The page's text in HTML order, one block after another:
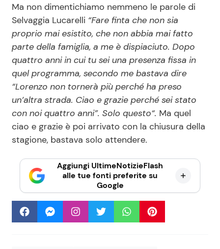
Ma non dimentichiamo nemmeno le parole di
Selvaggia Lucarelli “Fare finta che non sia
proprio mai esistito, che non abbia mai fatto
parte della famiglia, a me è dispiaciuto. Dopo
quattro anni in cui tu sei una presenza fissa in
quel programma, secondo me bastava dire
“Lorenzo non tornerà più perché ha preso
un’altra strada. Ciao e grazie perché sei stato
con noi quattro anni”. Solo questo“. Ma quel
ciao e grazie è poi arrivato con la chiusura della
stagione, bastava solo attendere.
Aggiungi UltimeNotizieFlash
alle tue fonti preferite su
Google